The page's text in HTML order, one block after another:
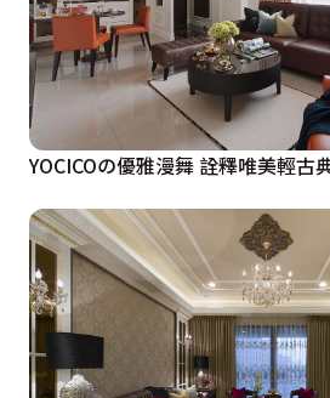
YOCICOの優雅漫舞 詮釋唯美輕古